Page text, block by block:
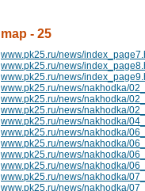
map - 25
www.pk25.ru/news/
www.pk25.ru/news/
www.pk25.ru/news/
www.pk25.ru/news/nakhodka/
www.pk25.ru/news/nakhodka/
www.pk25.ru/news/nakhodka/
www.pk25.ru/news/nakhodka/
www.pk25.ru/news/nakhodka/
www.pk25.ru/news/nakhodka/
www.pk25.ru/news/nakhodka/
www.pk25.ru/news/nakhodka/
www.pk25.ru/news/nakhodka/
www.pk25.ru/news/nakhodka/